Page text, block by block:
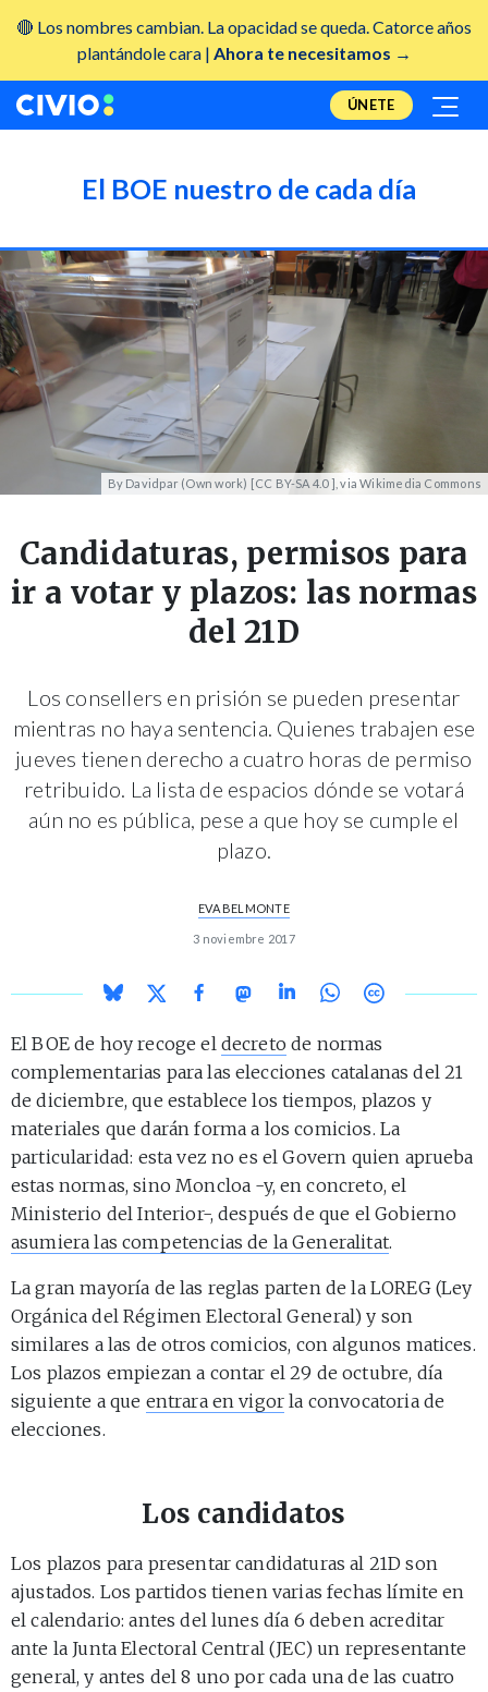
🔴 Los nombres cambian. La opacidad se queda. Catorce años
plantándole cara | Ahora te necesitamos →
ÚNETE
El BOE nuestro de cada día
By Davidpar (Own work) [CC BY-SA 4.0 ], via Wikimedia Commons
Candidaturas, permisos para
ir a votar y plazos: las normas
del 21D
Los consellers en prisión se pueden presentar
mientras no haya sentencia. Quienes trabajen ese
jueves tienen derecho a cuatro horas de permiso
retribuido. La lista de espacios dónde se votará
aún no es pública, pese a que hoy se cumple el
plazo.
EVA BELMONTE
3 noviembre 2017
El BOE de hoy recoge el decreto de normas
complementarias para las elecciones catalanas del 21
de diciembre, que establece los tiempos, plazos y
materiales que darán forma a los comicios. La
particularidad: esta vez no es el Govern quien aprueba
estas normas, sino Moncloa -y, en concreto, el
Ministerio del Interior-, después de que el Gobierno
asumiera las competencias de la Generalitat.
La gran mayoría de las reglas parten de la LOREG (Ley
Orgánica del Régimen Electoral General) y son
similares a las de otros comicios, con algunos matices.
Los plazos empiezan a contar el 29 de octubre, día
siguiente a que entrara en vigor la convocatoria de
elecciones.
Los candidatos
Los plazos para presentar candidaturas al 21D son
ajustados. Los partidos tienen varias fechas límite en
el calendario: antes del lunes día 6 deben acreditar
ante la Junta Electoral Central (JEC) un representante
general, y antes del 8 uno por cada una de las cuatro